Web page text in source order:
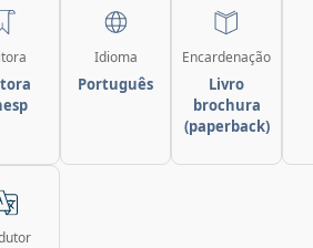
Idioma
Português
Encardenação
Livro
brochura
(paperback)